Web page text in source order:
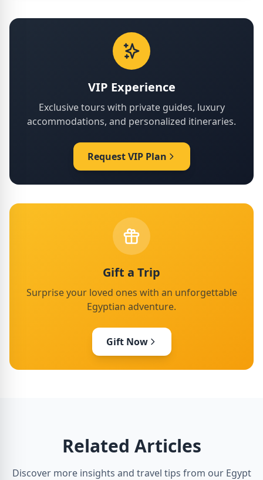
VIP Experience
Exclusive tours with private guides, luxury
accommodations, and personalized itineraries.
Request VIP Plan
Gift a Trip
Surprise your loved ones with an unforgettable
Egyptian adventure.
Gift Now
Related Articles
Discover more insights and travel tips from our Egypt